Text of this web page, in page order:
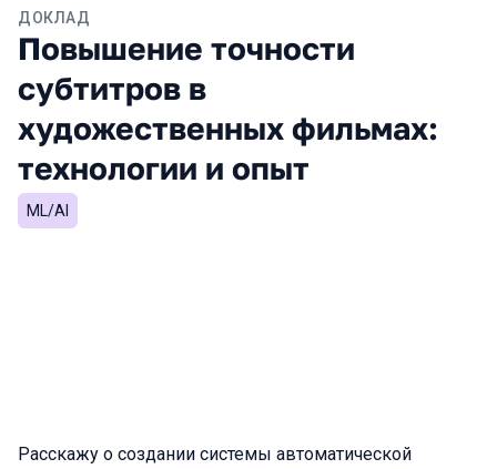
ДОКЛАД
Повышение точности
субтитров в
художественных фильмах:
технологии и опыт
ML/AI
Расскажу о создании системы автоматической